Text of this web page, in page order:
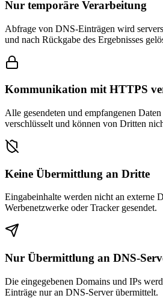
Nur temporäre Verarbeitung
Abfrage von DNS-Einträgen wird
und nach Rückgabe des Ergebnisses
Kommunikation mit HTTPS
Alle gesendeten und empfangenen
verschlüsselt und können von Dritten
Keine Übermittlung an Dritte
Eingabeinhalte werden nicht an externe
Werbenetzwerke oder Tracker gesendet.
Nur Übermittlung an DNS-
Die eingegebenen Domains und IPs
Einträge nur an DNS-Server übermittelt.